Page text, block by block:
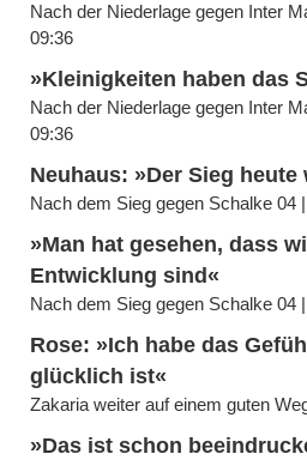
Nach der Niederlage gegen Inter
09:36
»Kleinigkeiten haben das
Nach der Niederlage gegen Inter
09:36
Neuhaus: »Der Sieg
Nach dem Sieg gegen Schalke 04
»Man hat gesehen, dass
Entwicklung sind«
Nach dem Sieg gegen Schalke 04
Rose: »Ich habe das
glücklich ist«
Zakaria weiter auf einem guten
»Das ist schon